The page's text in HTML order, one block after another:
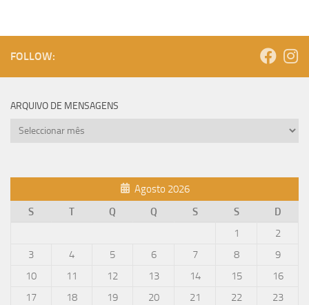
FOLLOW:
ARQUIVO DE MENSAGENS
Arquivo
Agosto 2026
S
T Q Q S S
D
1
2
3
4 5 6 7 8
9
10
11 12 13 14 15
16
17
18 19 20 21 22
23